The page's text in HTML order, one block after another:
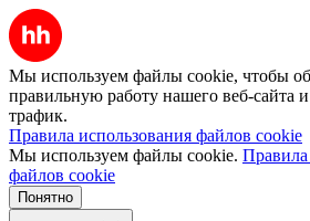
Мы используем файлы cookie, чтобы
правильную работу нашего веб-сайта и
трафик.
Правила использования файлов cookie
Мы используем файлы cookie. Правила
файлов cookie
Понятно